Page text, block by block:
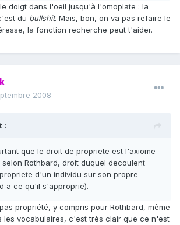
doigt dans l'oeil jusqu'à l'omoplate : la
du bullshit. Mais, bon, on va pas refaire le
la fonction recherche peut t'aider.
2008
:
que le droit de propriete est l'axiome
Rothbard, droit duquel decoulent
d'un individu sur son propre
a ce qu'il s'approprie).
propriété, y compris pour Rothbard, même
les vocabulaires, c'est très clair que ce n'est